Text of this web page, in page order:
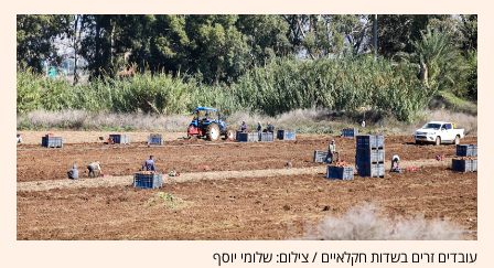
עובדים זרים בשדות חקלאיים / צילום: שלומי יוסף